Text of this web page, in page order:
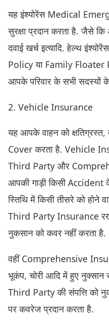
यह इंश्योरेंस Medical
सुरक्षा प्रदान करता है. जैसे
दवाई खर्च इत्यादि. हेल्थ
Policy या Family Floater
आपके परिवार के सभी सदस्यों
2. Vehicle Insurance
यह आपके वाहन को क्षतिग्रस्त,
Cover करता है. Vehicle
Third Party और
आपकी गाड़ी किसी Accident
स्तिथि में किसी तीसरे को होने
Third Party Insurance
नुकसान को कवर नहीं करता है.
वहीं Comprehensive
भूकंप, चोरी आदि में हुए
Third Party की संपत्ति को
पर कवरेज प्रदान करता है.